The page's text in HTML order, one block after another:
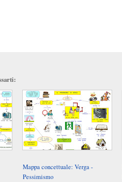
Mappa concettuale: Verga -
Pessimismo